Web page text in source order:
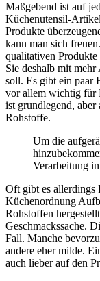
Maßgebend ist auf
Küchenutensil-
Produkte
kann man sich
qualitativen Produkte
Sie deshalb mit
soll. Es gibt ein paar
vor allem wichtig für
ist grundlegend, aber
Rohstoffe.
Um die
Verarbeitung
Oft gibt es allerdings
Küchenordnung
Rohstoffen
Geschmackssache.
Fall. Manche
andere eher milde.
auch lieber auf den